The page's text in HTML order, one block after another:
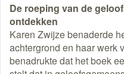
De roeping van de
ontdekken
Karen Zwijze benaderde
achtergrond en haar werk
benadrukte dat het boek